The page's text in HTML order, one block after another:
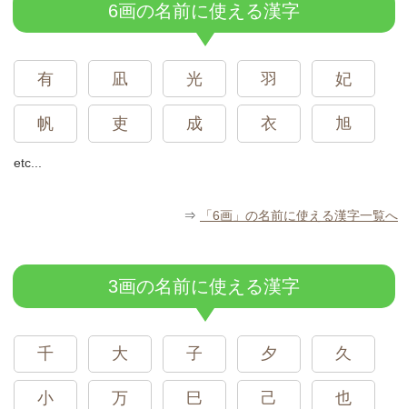
6画の名前に使える漢字
有 凪 光 羽 妃
帆 吏 成 衣 旭
etc...
⇒ 「6画」の名前に使える漢字一覧へ
3画の名前に使える漢字
千 大 子 夕 久
小 万 巳 己 也